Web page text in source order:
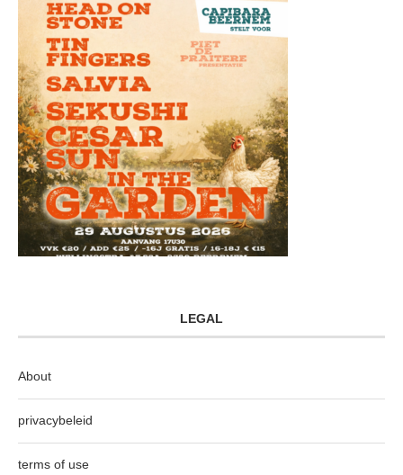
LEGAL
About
privacybeleid
terms of use